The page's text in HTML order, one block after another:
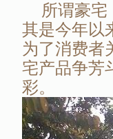
所谓豪宅
其是今年以
为了消费者
宅产品争芳
彩。